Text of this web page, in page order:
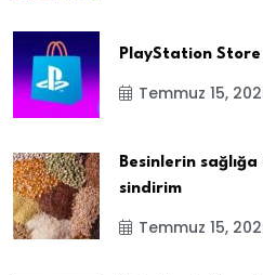
PlayStation
Temmuz 15,
Besinlerin
sindirim
Temmuz 15,